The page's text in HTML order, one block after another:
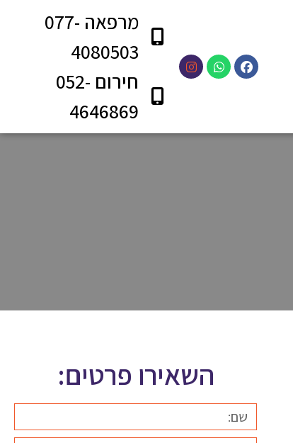
מרפאה 077-
4080503
חירום 052-
4646869
השאירו פרטים: